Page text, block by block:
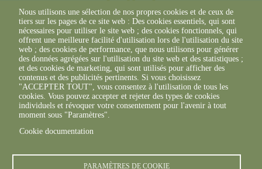
39 Rue Alexandre Blanc
84000 Avignon
+33(0)4 90 27 26 70
Nous utilisons une sélection de nos propres cookies et de ceux de
tiers sur les pages de ce site web : Des cookies essentiels, qui sont
nécessaires pour utiliser le site web ; des cookies fonctionnels, qui
offrent une meilleure facilité d'utilisation lors de l'utilisation du site
web ; des cookies de performance, que nous utilisons pour générer
des données agrégées sur l'utilisation du site web et des statistiques ;
et des cookies de marketing, qui sont utilisés pour afficher des
contenus et des publicités pertinents. Si vous choisissez
"ACCEPTER TOUT", vous consentez à l'utilisation de tous les
cookies. Vous pouvez accepter et rejeter des types de cookies
individuels et révoquer votre consentement pour l'avenir à tout
moment sous "Paramètres".
Cookie documentation
PARAMÈTRES DE COOKIE